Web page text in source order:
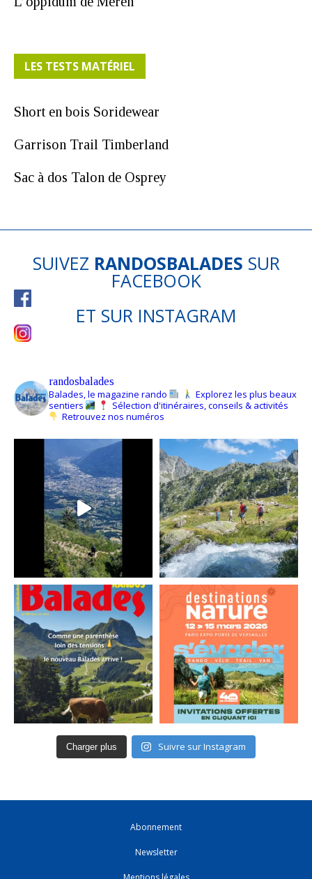
LES TESTS MATÉRIEL
Short en bois Soridewear
Garrison Trail Timberland
Sac à dos Talon de Osprey
SUIVEZ RANDOSBALADES SUR
FACEBOOK
ET SUR INSTAGRAM
randosbalades
Balades, le magazine rando
Explorez les plus beaux
sentiers
Sélection d'itinéraires, conseils & activités
Retrouvez nos numéros
Charger plus Suivre sur Instagram
Abonnement
Newsletter